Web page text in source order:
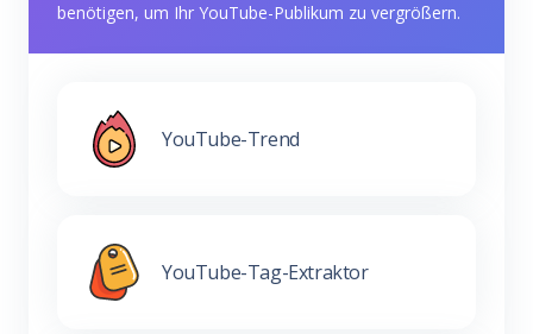
benötigen, um Ihr YouTube-Publikum zu vergrößern.
YouTube-Trend
YouTube-Tag-Extraktor